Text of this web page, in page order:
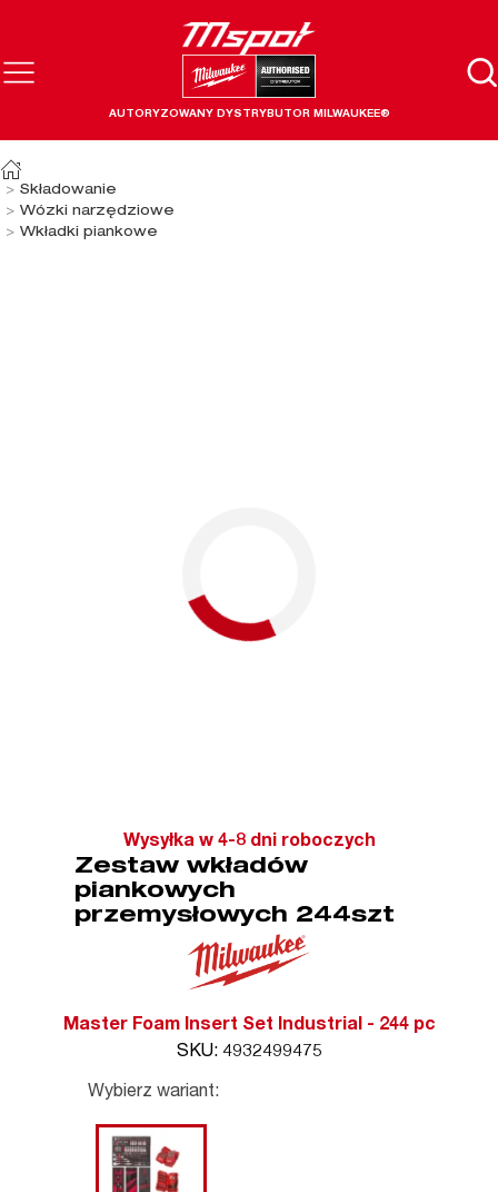
AUTORYZOWANY DYSTRYBUTOR MILWAUKEE®
Składowanie
Wózki narzędziowe
Wkładki piankowe
Wysyłka w 4-8 dni roboczych
Zestaw wkładów
piankowych
przemysłowych 244szt
Master Foam Insert Set Industrial - 244 pc
SKU: 4932499475
Wybierz wariant: